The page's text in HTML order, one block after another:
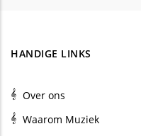
HANDIGE LINKS
Over ons
Waarom Muziek